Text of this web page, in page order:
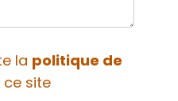
la politique de
ce site